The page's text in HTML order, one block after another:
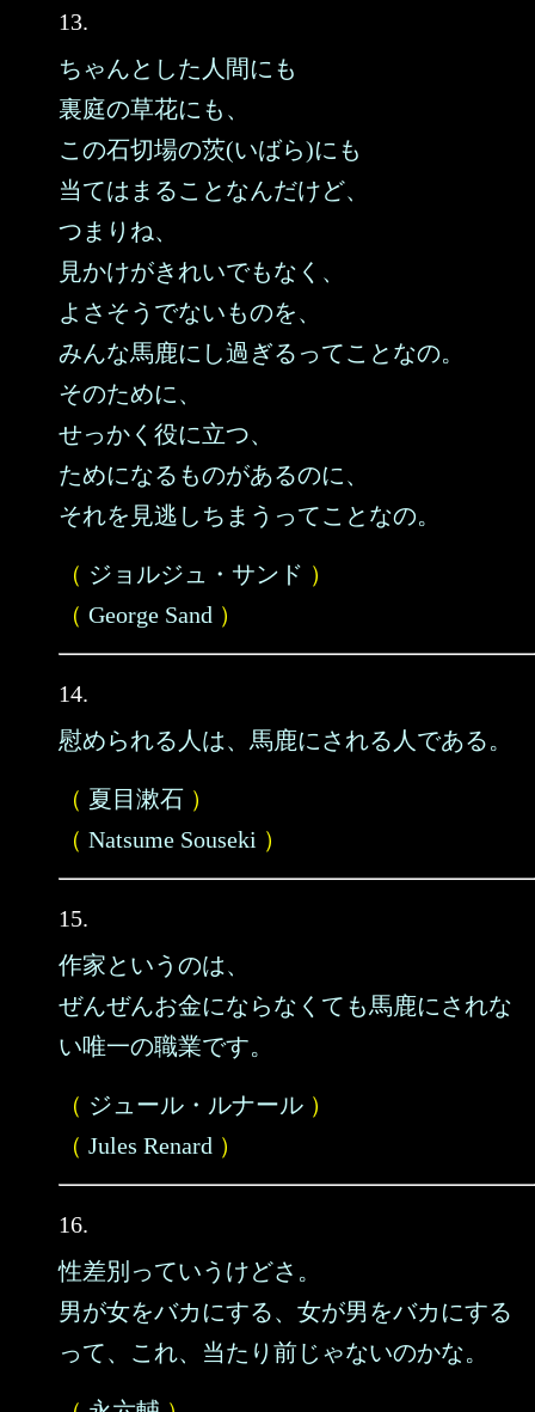
13.
ちゃんとした人間にも
裏庭の草花にも、
この石切場の茨(いばら)にも
当てはまることなんだけど、
つまりね、
見かけがきれいでもなく、
よさそうでないものを、
みんな馬鹿にし過ぎるってことなの。
そのために、
せっかく役に立つ、
ためになるものがあるのに、
それを見逃しちまうってことなの。
（ ジョルジュ・サンド ）
（ George Sand ）
14.
慰められる人は、馬鹿にされる人である。
（ 夏目漱石 ）
（ Natsume Souseki ）
15.
作家というのは、
ぜんぜんお金にならなくても馬鹿にされな
い唯一の職業です。
（ ジュール・ルナール ）
（ Jules Renard ）
16.
性差別っていうけどさ。
男が女をバカにする、女が男をバカにする
って、これ、当たり前じゃないのかな。